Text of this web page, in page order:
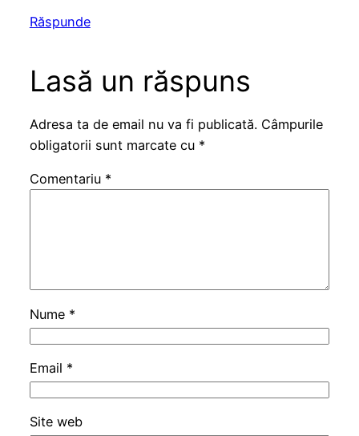
Răspunde
Lasă un răspuns
Adresa ta de email nu va fi publicată. Câmpurile
obligatorii sunt marcate cu *
Comentariu *
Nume *
Email *
Site web